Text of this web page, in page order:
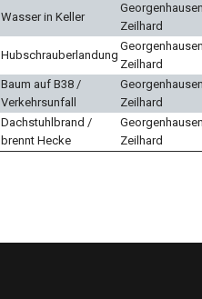
Wasser in Keller
Zeilhard
Hubschrauberlandung
Zeilhard
Baum auf B38 /
Verkehrsunfall
Zeilhard
Dachstuhlbrand /
brennt Hecke
Zeilhard